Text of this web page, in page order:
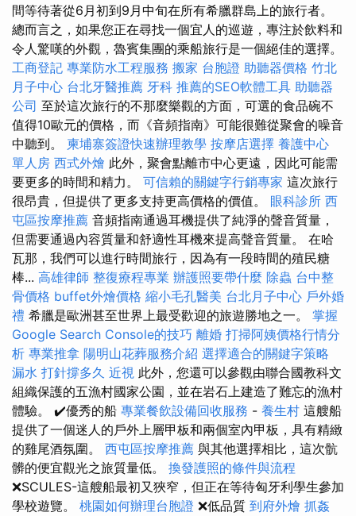
間等待著從6月初到9月中旬在所有希臘群島上的旅行者。
總而言之，如果您正在尋找一個宜人的巡遊，專注於飲料和
令人驚嘆的外觀，魯賓集團的乘船旅行是一個絕佳的選擇。
工商登記 專業防水工程服務 搬家 台胞證 助聽器價格 竹北
月子中心 台北牙醫推薦 牙科 推薦的SEO軟體工具 助聽器
公司 至於這次旅行的不那麼樂觀的方面，可選的食品碗不
值得10歐元的價格，而《音頻指南》可能很難從聚會的噪音
中聽到。 柬埔寨簽證快速辦理教學 按摩店選擇 養護中心
單人房 西式外燴 此外，聚會點離市中心更遠，因此可能需
要更多的時間和精力。 可信賴的關鍵字行銷專家 這次旅行
很昂貴，但提供了更多支持更高價格的價值。 眼科診所 西
屯區按摩推薦 音頻指南通過耳機提供了純淨的聲音質量，
但需要通過內容質量和舒適性耳機來提高聲音質量。 在哈
瓦那，我們可以進行時間旅行，因為有一段時間的殖民糖
棒... 高雄律師 整復療程專業 辦護照要帶什麼 除蟲 台中整
骨價格 buffet外燴價格 縮小毛孔醫美 台北月子中心 戶外婚
禮 希臘是歐洲甚至世界上最受歡迎的旅遊勝地之一。 掌握
Google Search Console的技巧 離婚 打掃阿姨價格行情分
析 專業推拿 陽明山花葬服務介紹 選擇適合的關鍵字策略
漏水 打針撐多久 近視 此外，您還可以參觀由聯合國教科文
組織保護的五漁村國家公園，並在岩石上建造了難忘的漁村
體驗。 ✔️優秀的船 專業餐飲設備回收服務 - 養生村 這艘船
提供了一個迷人的戶外上層甲板和兩個室內甲板，具有精緻
的雞尾酒氛圍。 西屯區按摩推薦 與其他選擇相比，這次骯
髒的便宜觀光之旅質量低。 換發護照的條件與流程
❌SCULES-這艘船最初又狹窄，但正在等待匈牙利學生參加
學校遊覽。 桃園如何辦理台胞證 ❌低品質 到府外燴 抓姦